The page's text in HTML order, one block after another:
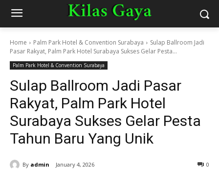
Home Palm Park Hotel & Convention Surabaya
Sulap Ballroom Jadi
Pasar Rakyat, Palm Park Hotel Surabaya Sukses Gelar Pesta...
Palm Park Hotel & Convention Surabaya
Sulap Ballroom Jadi Pasar
Rakyat, Palm Park Hotel
Surabaya Sukses Gelar Pesta
Tahun Baru Yang Unik
By admin January 4, 2026 0